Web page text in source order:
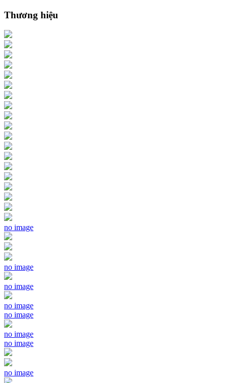
Thương hiệu
no image
no image
no image
no image
no image
no image
no image
no image